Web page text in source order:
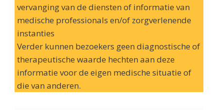
vervanging van de diensten of informatie van
medische professionals en/of zorgverlenende
instanties
Verder kunnen bezoekers geen diagnostische of
therapeutische waarde hechten aan deze
informatie voor de eigen medische situatie of
die van anderen.